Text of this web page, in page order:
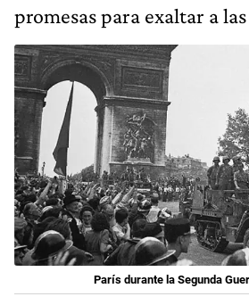
promesas para exaltar a las
París durante la Segunda